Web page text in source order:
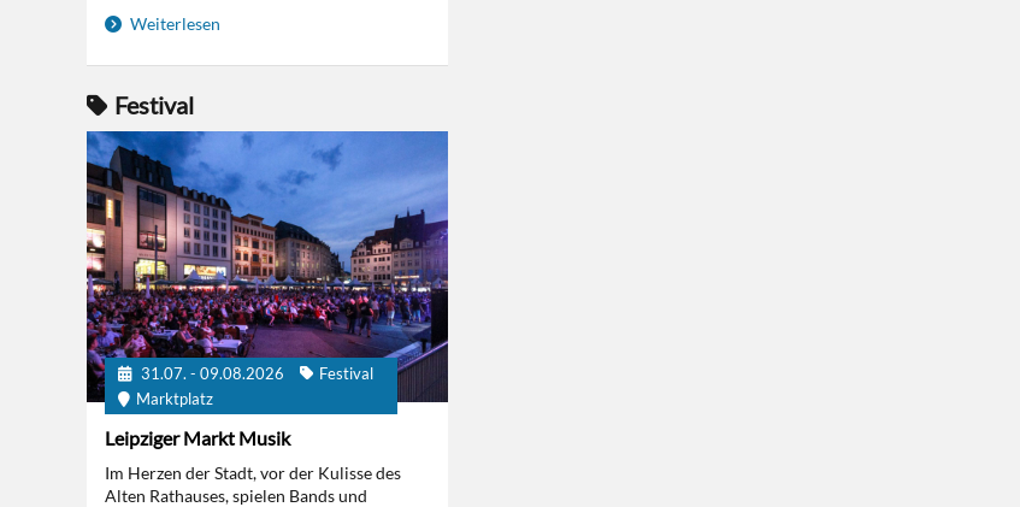
Weiterlesen
Festival
31.07. - 09.08.2026
Festival
Marktplatz
Leipziger Markt Musik
Im Herzen der Stadt, vor der Kulisse des
Alten Rathauses, spielen Bands und